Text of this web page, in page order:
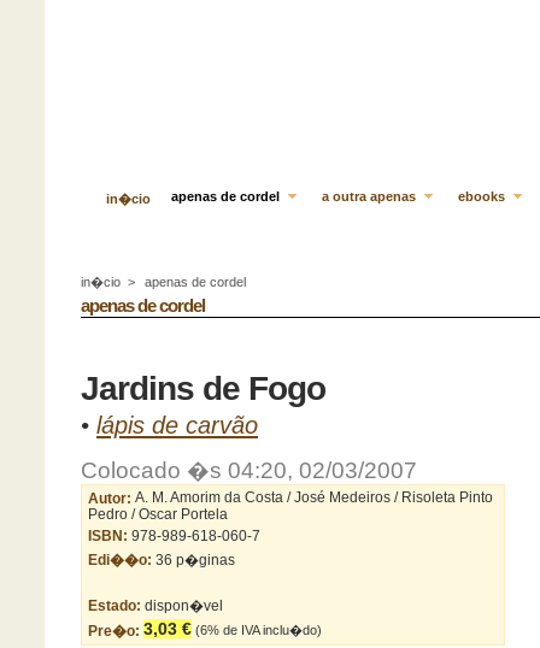
in�cio apenas de cordel a outra apenas ebooks
in�cio > apenas de cordel
apenas de cordel
Jardins de Fogo
• lápis de carvão
Colocado �s 04:20, 02/03/2007
Autor: A. M. Amorim da Costa / José Medeiros / Risoleta Pinto
Pedro / Oscar Portela
ISBN: 978-989-618-060-7
Edi��o: 36 p�ginas
Estado: dispon�vel
Pre�o: 3,03 € (6% de IVA inclu�do)